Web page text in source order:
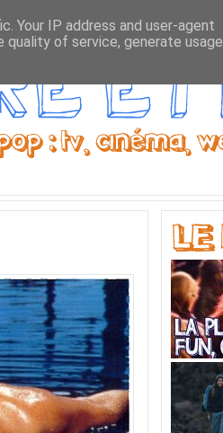
Your IP address and user-agent
quality of service, generate usage